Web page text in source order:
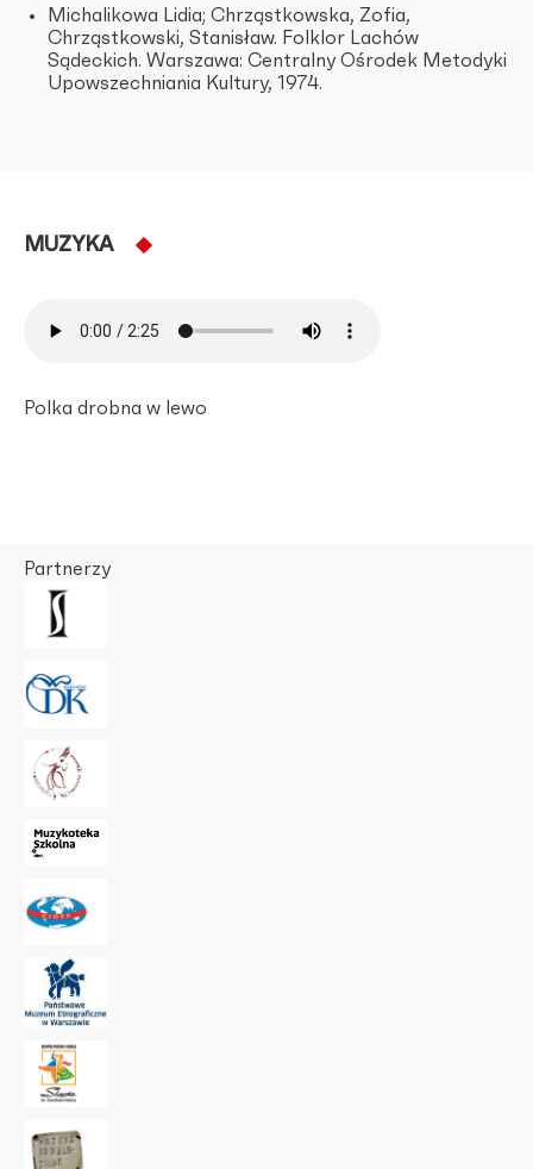
Michalikowa Lidia; Chrząstkowska, Zofia,
Chrząstkowski, Stanisław. Folklor Lachów
Sądeckich. Warszawa: Centralny Ośrodek Metodyki
Upowszechniania Kultury, 1974.
MUZYKA
Polka drobna w lewo
Partnerzy